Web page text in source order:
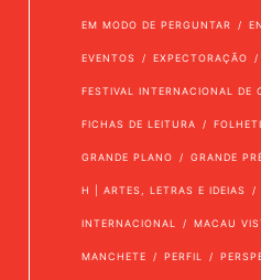
EM MODO DE PERGUNTAR
EVENTOS EXPECTORAÇÃO
FESTIVAL INTERNACIONAL DE
FICHAS DE LEITURA
GRANDE PLANO GRANDE
H | ARTES, LETRAS E IDEIAS
INTERNACIONAL MACAU
MANCHETE PERFIL